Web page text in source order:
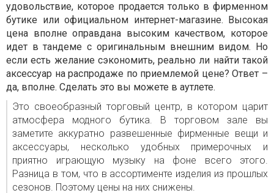
удовольствие, которое продается только в фирменном
бутике или официальном интернет-магазине. Высокая
цена вполне оправдана высоким качеством, которое
идет в тандеме с оригинальным внешним видом. Но
если есть желание сэкономить, реально ли найти такой
аксессуар на распродаже по приемлемой цене? Ответ –
да, вполне. Сделать это вы можете в аутлете.
Это своеобразный торговый центр, в котором царит
атмосфера модного бутика. В торговом зале вы
заметите аккуратно развешенные фирменные вещи и
аксессуары, несколько удобных примерочных и
приятно играющую музыку на фоне всего этого.
Разница в том, что в ассортименте изделия из прошлых
сезонов. Поэтому цены на них снижены.